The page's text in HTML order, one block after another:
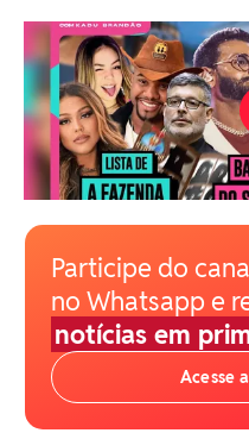
Participe do
no Whatsapp e
notícias em
Acesse